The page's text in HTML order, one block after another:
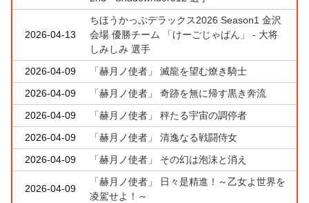
2026-04-13
ちほうかっぷデラックス2026 Season1 金沢
会場 優勝チーム 「けーごじゃぱん」 - 大将
しみしみ 選手
2026-04-09
「赫月ノ使者」 滅龍を望む燎き騎士
2026-04-09
「赫月ノ使者」 奇跡を無に帰す黒き奔流
2026-04-09
「赫月ノ使者」 秤たる宇宙の調停者
2026-04-09
「赫月ノ使者」 清逸なる戦闘侍女
2026-04-09
「赫月ノ使者」 その幻は泡沫と消え
2026-04-09
「赫月ノ使者」 日々是精進！～乙女よ世界を
凌駕せよ！～